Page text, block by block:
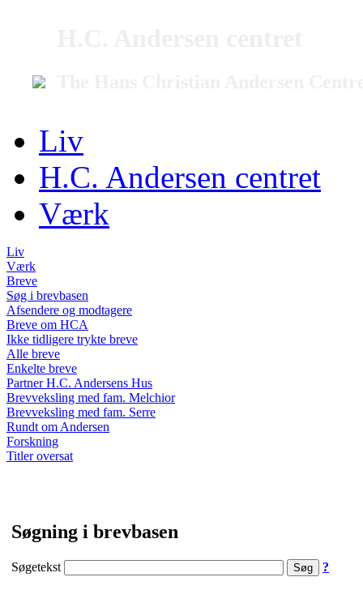
Liv
H.C. Andersen centret
Værk
Liv
Værk
Breve
Søg i brevbasen
Afsendere og modtagere
Breve om HCA
Ikke tidligere trykte breve
Alle breve
Enkelte breve
Partner H.C. Andersens Hus
Brevveksling med fam. Melchior
Brevveksling med fam. Serre
Rundt om Andersen
Forskning
Titler oversat
Søgning i brevbasen
Søgetekst ?